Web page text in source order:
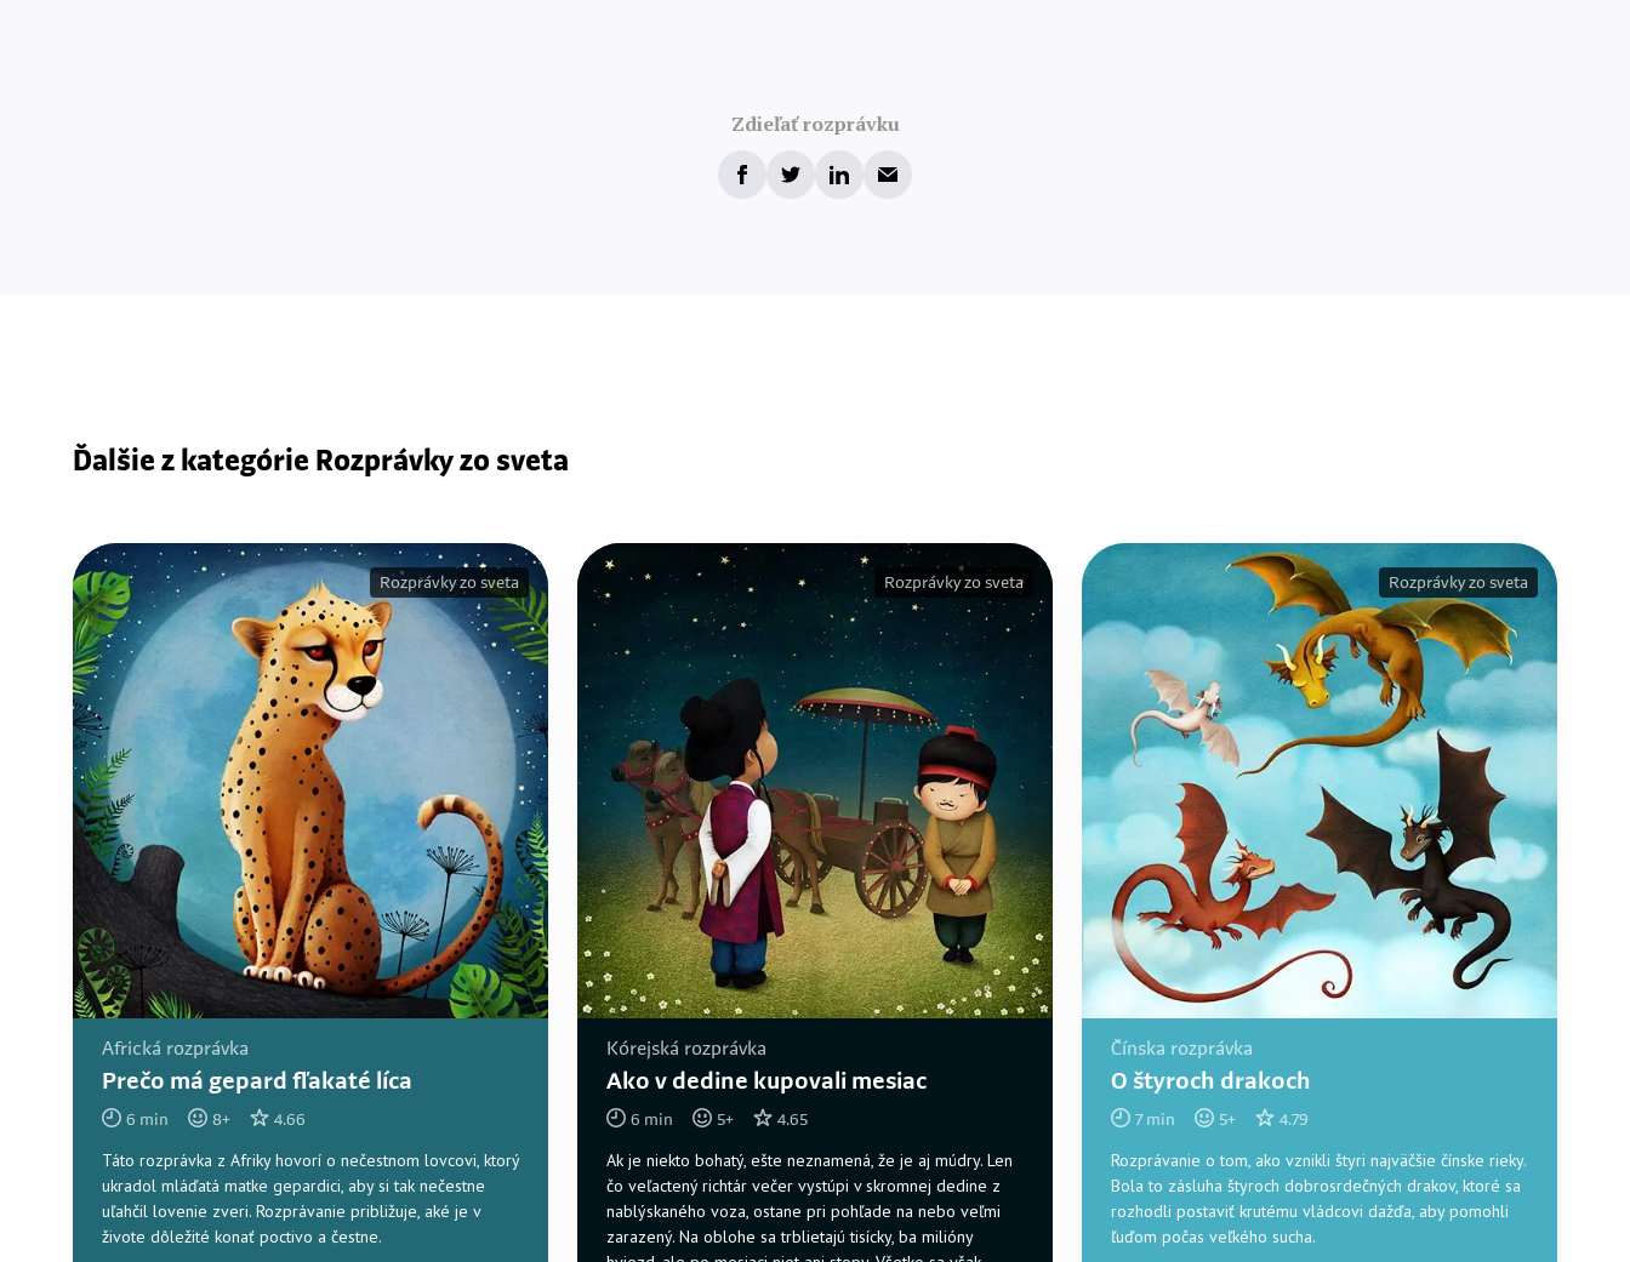
Zdieľať rozprávku
Ďalšie z kategórie Rozprávky zo sveta
Africká rozprávka
Prečo má gepard fľakaté líca
6 min 8+ 4.66
Táto rozprávka z Afriky hovorí o nečestnom lovcovi, ktorý
ukradol mláďatá matke gepardici, aby si tak nečestne
uľahčil lovenie zveri. Rozprávanie približuje, aké je v
živote dôležité konať poctivo a čestne.
Rozprávky zo sveta
Kórejská rozprávka
Ako v dedine kupovali mesiac
6 min 5+ 4.65
Ak je niekto bohatý, ešte neznamená, že je aj múdry. Len
čo veľactený richtár večer vystúpi v skromnej dedine z
nablýskaného voza, ostane pri pohľade na nebo veľmi
zarazený. Na oblohe sa trblietajú tisícky, ba milióny
Rozprávky zo sveta
Čínska rozprávka
O štyroch drakoch
7min 5+ 4.79
Rozprávanie o tom, ako vznikli štyri najväčšie čínske rieky.
Bola to zásluha štyroch dobrosrdečných drakov, ktoré sa
rozhodli postaviť krutému vládcovi dažďa, aby pomohli
ľuďom počas veľkého sucha.
Rozprávky zo sveta